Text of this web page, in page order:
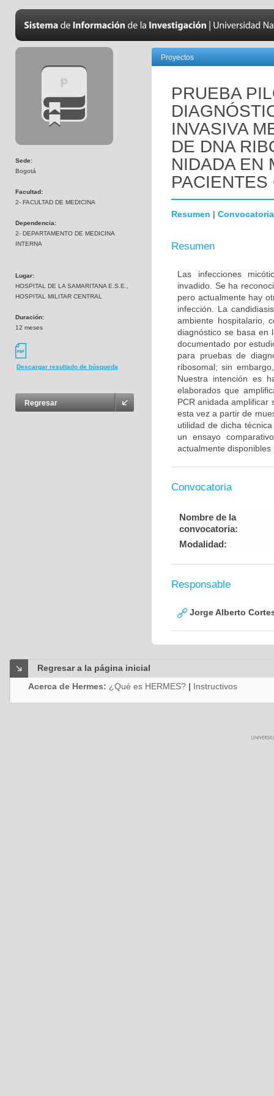
Sede:
Bogotá
Facultad:
2- FACULTAD DE MEDICINA
Dependencia:
2- DEPARTAMENTO DE MEDICINA
INTERNA
Lugar:
HOSPITAL DE LA SAMARITANA E.S.E.,
HOSPITAL MILITAR CENTRAL
Duración:
12 meses
Descargar resultado de búsqueda
Regresar
Proyectos
PRUEBA
INVASIVA
DE DNA
NIDADA EN
Resumen | Convocatoria
Resumen
Las infecciones
invadido. Se ha
pero actualmente hay
infección. La
ambiente hospitalario,
diagnóstico se basa en
documentado por
para pruebas de
ribosomal; sin
Nuestra intención es
elaborados que
PCR anidada amplificar
esta vez a partir de
utilidad de dicha
un ensayo
actualmente
Convocatoria
Nombre de la
convocatoria:
Modalidad:
Responsable
Jorge Alberto
Regresar a la página inicial
Acerca de Hermes: ¿Qué es HERMES? | Instructivos